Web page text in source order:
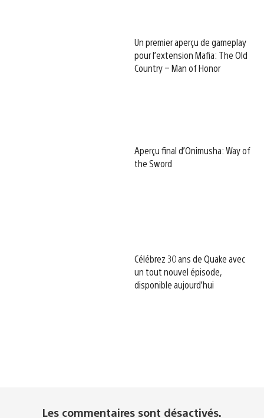
Un premier aperçu de gameplay
pour l’extension Mafia: The Old
Country – Man of Honor
Aperçu final d’Onimusha: Way of
the Sword
Célébrez 30 ans de Quake avec
un tout nouvel épisode,
disponible aujourd’hui
Les commentaires sont désactivés.